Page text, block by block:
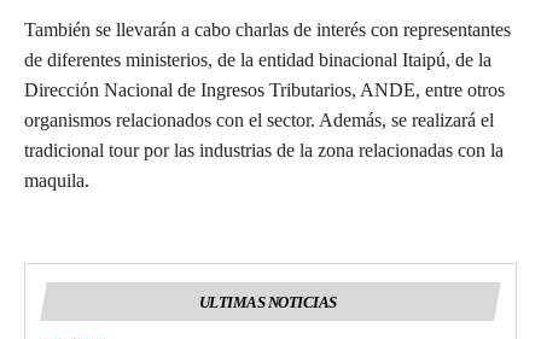
También se llevarán a cabo charlas de interés con representantes
de diferentes ministerios, de la entidad binacional Itaipú, de la
Dirección Nacional de Ingresos Tributarios, ANDE, entre otros
organismos relacionados con el sector. Además, se realizará el
tradicional tour por las industrias de la zona relacionadas con la
maquila.
ULTIMAS NOTICIAS